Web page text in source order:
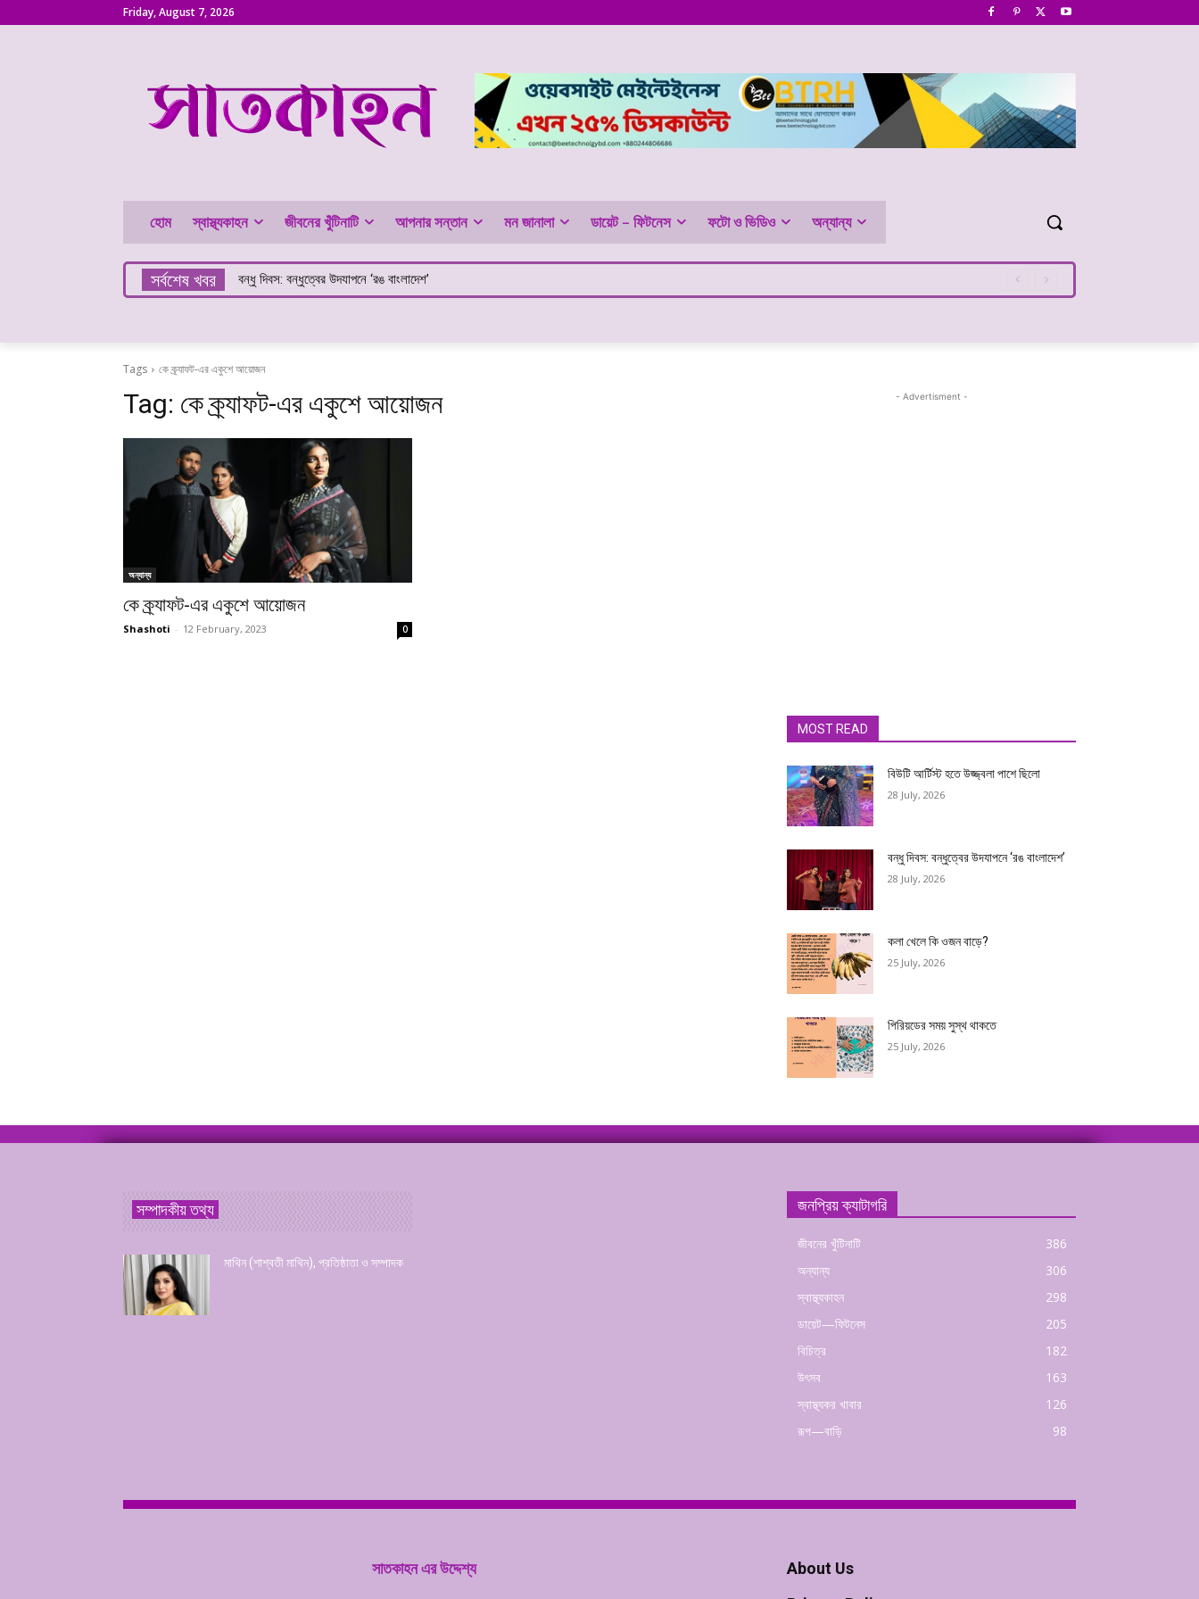
Friday, August 7, 2026
হোম স্বাস্থ্যকাহন জীবনের খুঁটিনাটি আপনার সন্তান মন জানালা ডায়েট – ফিটনেস ফটো ও ভিডিও অন্যান্য
সর্বশেষ খবর বন্ধু দিবস: বন্ধুত্বের উদযাপনে ‘রঙ বাংলাদেশ’
Tags কে ক্র্যাফট-এর একুশে আয়োজন
Tag: কে ক্র্যাফট-এর একুশে আয়োজন
অন্যান্য
কে ক্র্যাফট-এর একুশে আয়োজন
Shashoti - 12 February, 2023 0
- Advertisment -
MOST READ
বিউটি আর্টিস্ট হতে উজ্জ্বলা পাশে ছিলো
28 July, 2026
বন্ধু দিবস: বন্ধুত্বের উদযাপনে ‘রঙ বাংলাদেশ’
28 July, 2026
কলা খেলে কি ওজন বাড়ে?
25 July, 2026
পিরিয়ডের সময় সুস্থ থাকতে
25 July, 2026
সম্পাদকীয় তথ্য
মাথিন (শাশ্বতী মাথিন), প্রতিষ্ঠাতা ও সম্পাদক
জনপ্রিয় ক্যাটাগরি
জীবনের খুঁটিনাটি
386
অন্যান্য
306
স্বাস্থ্যকাহন
298
ডায়েট—ফিটনেস
205
বিচিত্র
182
উৎসব
163
স্বাস্থ্যকর খাবার
126
রূপ—বাড়ি
98
সাতকাহন এর উদ্দেশ্য
About Us